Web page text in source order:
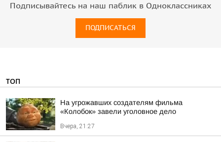
Подписывайтесь на наш паблик в Одноклассниках
ПОДПИСАТЬСЯ
ТОП
На угрожавших создателям фильма
«Колобок» завели уголовное дело
Вчера, 21:27